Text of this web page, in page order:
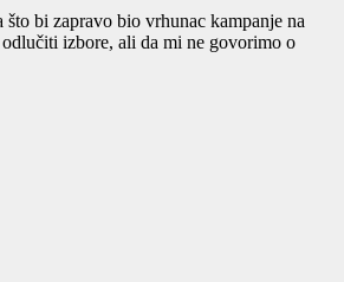
bi zapravo bio vrhunac kampanje na
izbore, ali da mi ne govorimo o